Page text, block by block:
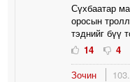
Сүхбаатар
оросын
тэднийг бүү
14
4
Зочин